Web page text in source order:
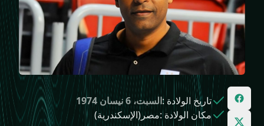
تاريخ الولادة :السبت، 6 نيسان 1974
مكان الولادة:مصر(الإسكندرية)